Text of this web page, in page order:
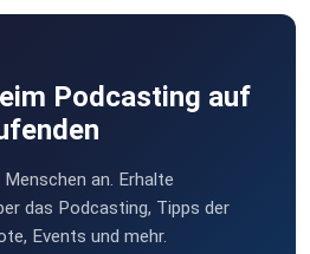
Podcasting auf
an. Erhalte
das Podcasting, Tipps der
Events und mehr.